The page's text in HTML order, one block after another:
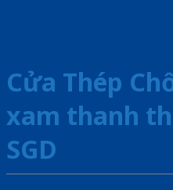
Cửa Thép
xam thanh
SGD